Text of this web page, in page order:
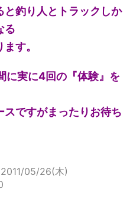
釣り人とトラックしか
る
す。
に実に4回の『体験』を
ですがまったりお待ち
2011/05/26(木)